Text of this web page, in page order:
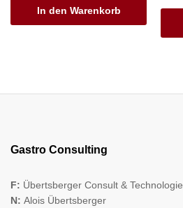
In den Warenkorb
Gastro Consulting
F: Übertsberger Consult & Technologie
N: Alois Übertsberger